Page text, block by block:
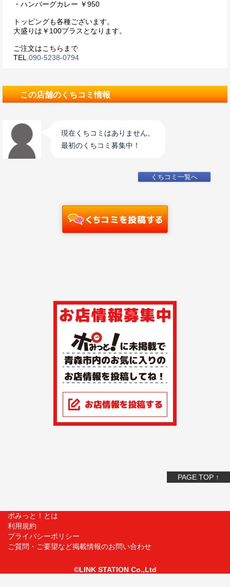
・ハンバーグカレー ￥950
トッピングも各種ございます。
大盛りは￥100プラスとなります。
ご注文はこちらまで
TEL. 090-5238-0794
この店舗のくちコミ情報
現在くちコミはありません。
最初のくちコミ募集中！
くちコミ一覧へ
PAGE TOP ↑
ポみっと！とは
利用規約
プライバシーポリシー
ご質問・ご要望など掲載情報のお問い合わせ
©LINK STATION Co.,Ltd